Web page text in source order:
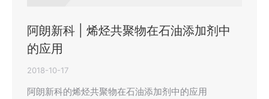
阿朗新科 | 烯烃共聚物在石油添加剂中
的应用
2018-10-17
阿朗新科的烯烃共聚物在石油添加剂中的应用